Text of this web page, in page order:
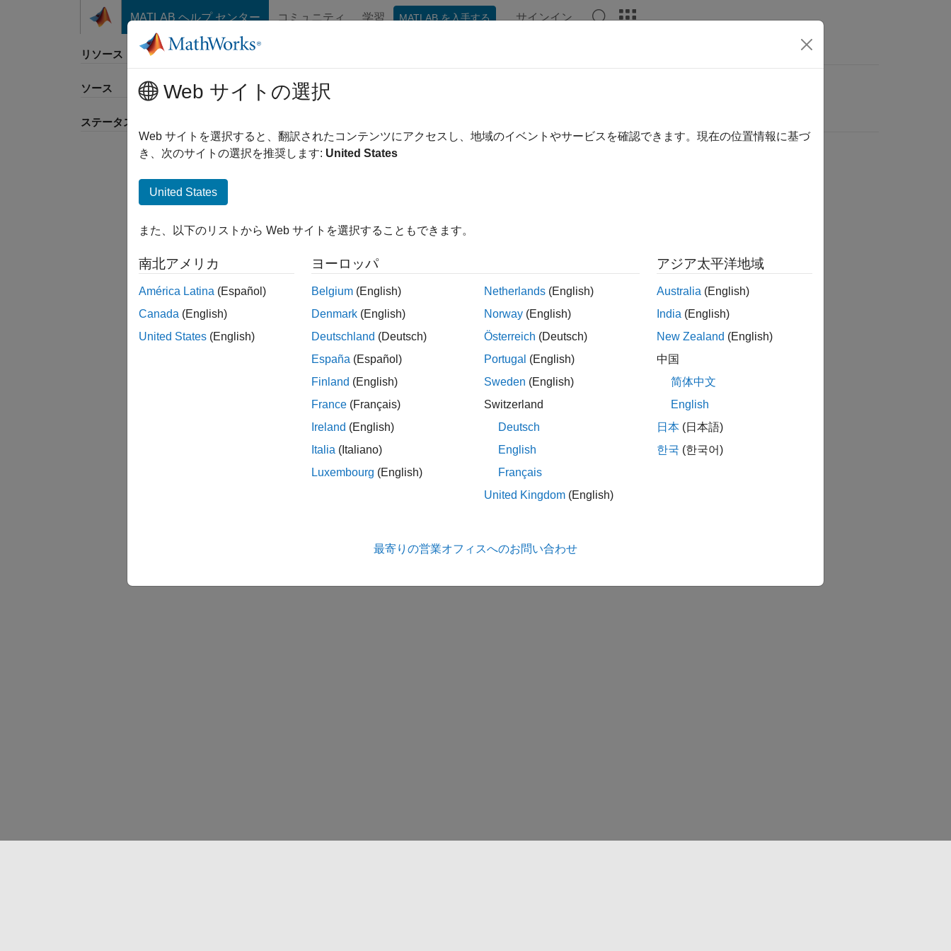
コンテンツへスキップ
MATLAB ヘルプ センター コミュニティ 学習 MATLAB を入手する サインイン
リソース
ソース
ステータス
並べ替え
Web サイトの選択
Web サイトを選択すると、翻訳されたコンテンツにアクセスし、地域のイベントやサービスを確認できます。現在の位置情報に基づ
き、次のサイトの選択を推奨します: United States
United States
また、以下のリストから Web サイトを選択することもできます。
南北アメリカ
América Latina (Español)
Canada (English)
United States (English)
ヨーロッパ
Belgium (English)
Denmark (English)
Deutschland (Deutsch)
España (Español)
Finland (English)
France (Français)
Ireland (English)
Italia (Italiano)
Luxembourg (English)
Netherlands (English)
Norway (English)
Österreich (Deutsch)
Portugal (English)
Sweden (English)
Switzerland
Deutsch
English
Français
United Kingdom (English)
アジア太平洋地域
Australia (English)
India (English)
New Zealand (English)
中国
简体中文
English
日本 (日本語)
한국 (한국어)
最寄りの営業オフィスへのお問い合わせ